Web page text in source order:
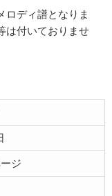
ロディ譜となりま
は付いておりませ
ジ